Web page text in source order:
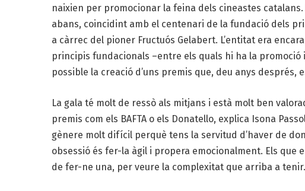
naixien per promocionar la feina dels cineastes catalans.
abans, coincidint amb el centenari de la fundació dels
a càrrec del pioner Fructuós Gelabert. L’entitat era
principis fundacionals –entre els quals hi ha la
possible la creació d’uns premis que, deu anys després,
La gala té molt de ressò als mitjans i està molt ben
premis com els BAFTA o els Donatello, explica Isona
gènere molt difícil perquè tens la servitud d’haver de
obsessió és fer-la àgil i propera emocionalment. Els
de fer-ne una, per veure la complexitat que arriba a tenir.